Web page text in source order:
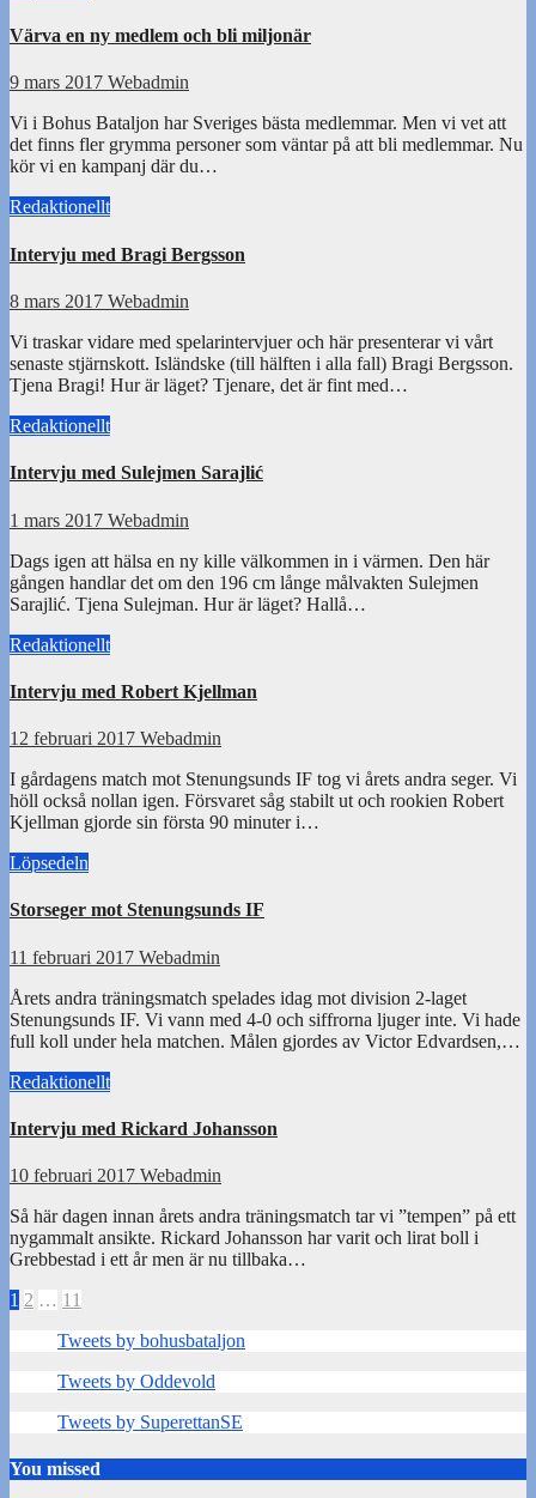
Värva en ny medlem och bli miljonär
9 mars 2017 Webadmin
Vi i Bohus Bataljon har Sveriges bästa medlemmar. Men vi vet att
det finns fler grymma personer som väntar på att bli medlemmar. Nu
kör vi en kampanj där du…
Redaktionellt
Intervju med Bragi Bergsson
8 mars 2017 Webadmin
Vi traskar vidare med spelarintervjuer och här presenterar vi vårt
senaste stjärnskott. Isländske (till hälften i alla fall) Bragi Bergsson.
Tjena Bragi! Hur är läget? Tjenare, det är fint med…
Redaktionellt
Intervju med Sulejmen Sarajlić
1 mars 2017 Webadmin
Dags igen att hälsa en ny kille välkommen in i värmen. Den här
gången handlar det om den 196 cm långe målvakten Sulejmen
Sarajlić. Tjena Sulejman. Hur är läget? Hallå…
Redaktionellt
Intervju med Robert Kjellman
12 februari 2017 Webadmin
I gårdagens match mot Stenungsunds IF tog vi årets andra seger. Vi
höll också nollan igen. Försvaret såg stabilt ut och rookien Robert
Kjellman gjorde sin första 90 minuter i…
Löpsedeln
Storseger mot Stenungsunds IF
11 februari 2017 Webadmin
Årets andra träningsmatch spelades idag mot division 2-laget
Stenungsunds IF. Vi vann med 4-0 och siffrorna ljuger inte. Vi hade
full koll under hela matchen. Målen gjordes av Victor Edvardsen,…
Redaktionellt
Intervju med Rickard Johansson
10 februari 2017 Webadmin
Så här dagen innan årets andra träningsmatch tar vi ”tempen” på ett
nygammalt ansikte. Rickard Johansson har varit och lirat boll i
Grebbestad i ett år men är nu tillbaka…
Sidnumrering
inlägg
1 2 … 11
Tweets by bohusbataljon
Tweets by Oddevold
Tweets by SuperettanSE
You missed